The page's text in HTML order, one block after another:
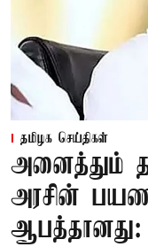
தமிழக செய்திகள்
அனைத்தும்
அரசின்
ஆபத்தானது: